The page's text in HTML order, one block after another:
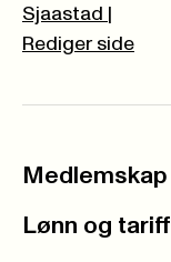
Sjaastad
Rediger side
Medlemskap
Lønn og tariff